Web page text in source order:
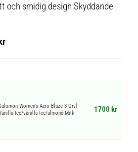
och smidig design Skyddande
Women's Aero Blaze 3 Grvl
Ice/vanilla Ice/almond Milk
1700 kr